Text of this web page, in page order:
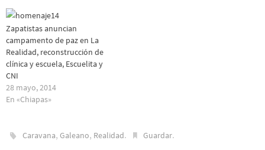
Zapatistas anuncian
campamento de paz en La
Realidad, reconstrucción de
clínica y escuela, Escuelita y
CNI
28 mayo, 2014
En «Chiapas»
Caravana,Galeano, Realidad. Guardar.